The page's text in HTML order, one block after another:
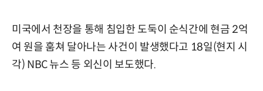
미국에서 천장을 통해 침입한 도둑이 순식간에 현금 2억
여 원을 훔쳐 달아나는 사건이 발생했다고 18일(현지 시
각) NBC 뉴스 등 외신이 보도했다.